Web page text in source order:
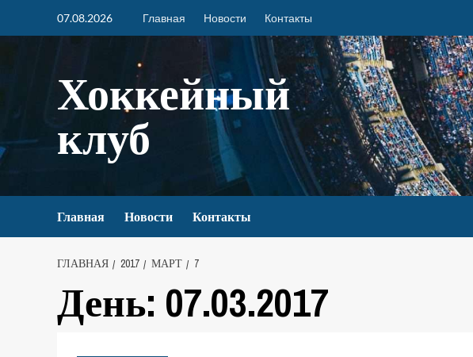
07.08.2026 Главная Новости Контакты
Хоккейный
клуб
Главная Новости Контакты
ГЛАВНАЯ 2017 МАРТ 7
День: 07.03.2017